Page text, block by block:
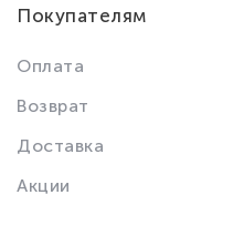
Покупателям
Оплата
Возврат
Доставка
Акции